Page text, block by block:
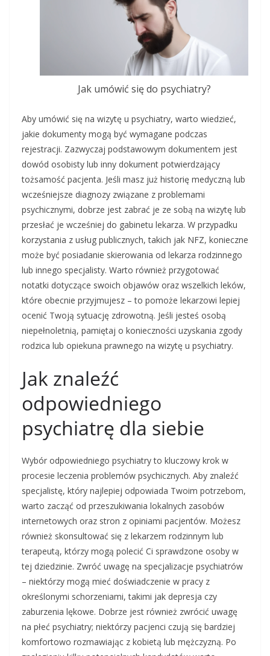
Jak umówić się do psychiatry?
Aby umówić się na wizytę u psychiatry, warto wiedzieć,
jakie dokumenty mogą być wymagane podczas
rejestracji. Zazwyczaj podstawowym dokumentem jest
dowód osobisty lub inny dokument potwierdzający
tożsamość pacjenta. Jeśli masz już historię medyczną lub
wcześniejsze diagnozy związane z problemami
psychicznymi, dobrze jest zabrać je ze sobą na wizytę lub
przesłać je wcześniej do gabinetu lekarza. W przypadku
korzystania z usług publicznych, takich jak NFZ, konieczne
może być posiadanie skierowania od lekarza rodzinnego
lub innego specjalisty. Warto również przygotować
notatki dotyczące swoich objawów oraz wszelkich leków,
które obecnie przyjmujesz – to pomoże lekarzowi lepiej
ocenić Twoją sytuację zdrowotną. Jeśli jesteś osobą
niepełnoletnią, pamiętaj o konieczności uzyskania zgody
rodzica lub opiekuna prawnego na wizytę u psychiatry.
Jak znaleźć
odpowiedniego
psychiatrę dla siebie
Wybór odpowiedniego psychiatry to kluczowy krok w
procesie leczenia problemów psychicznych. Aby znaleźć
specjalistę, który najlepiej odpowiada Twoim potrzebom,
warto zacząć od przeszukiwania lokalnych zasobów
internetowych oraz stron z opiniami pacjentów. Możesz
również skonsultować się z lekarzem rodzinnym lub
terapeutą, którzy mogą polecić Ci sprawdzone osoby w
tej dziedzinie. Zwróć uwagę na specjalizacje psychiatrów
– niektórzy mogą mieć doświadczenie w pracy z
określonymi schorzeniami, takimi jak depresja czy
zaburzenia lękowe. Dobrze jest również zwrócić uwagę
na płeć psychiatry; niektórzy pacjenci czują się bardziej
komfortowo rozmawiając z kobietą lub mężczyzną. Po